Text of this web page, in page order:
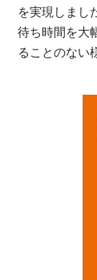
を実現しまし
待ち時間を大
ることのない